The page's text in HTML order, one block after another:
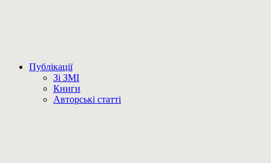
Публікації
Зі ЗМІ
Книги
Авторські статті